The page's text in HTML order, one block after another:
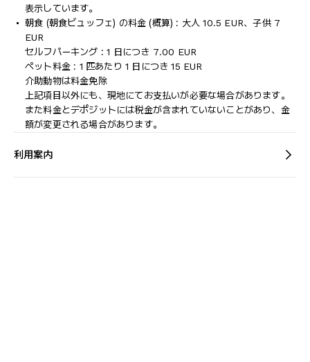
表示しています。
朝食 (朝食ビュッフェ) の料金 (概算) : 大人 10.5 EUR、子供 7
EUR
セルフパーキング : 1 日につき 7.00 EUR
ペット料金 : 1 匹あたり 1 日につき 15 EUR
介助動物は料金免除
上記項目以外にも、現地にてお支払いが必要な場合があります。
また料金とデポジットには税金が含まれていないことがあり、金
額が変更される場合があります。
利用案内